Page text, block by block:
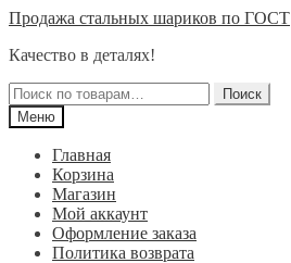
Перейти
навигации
Перейти
содержимому
Продажа стальных шариков по ГОСТ
Качество в деталях!
Искать:
Поиск
Меню
Главная
Корзина
Магазин
Мой аккаунт
Оформление заказа
Политика возврата